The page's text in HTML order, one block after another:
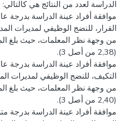
موافقة أفراد عينة الدراسة بدرجة
القرار، للنضج الوظيفي لمديرات
من وجهة نظر المعلمات، حيث بلغ
موافقة أفراد عينة الدراسة بدرجة
التكيف، للنضج الوظيفي لمديرات
من وجهة نظر المعلمات، حيث بلغ
موافقة أفراد عينة الدراسة بدرجة